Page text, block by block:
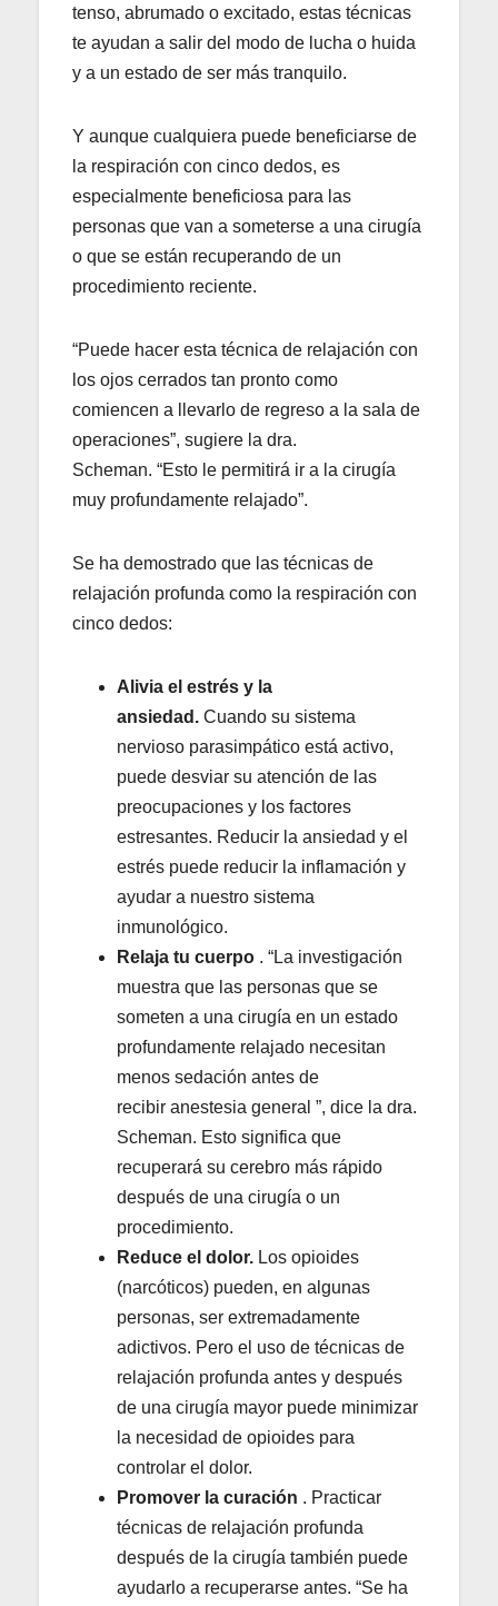
tenso, abrumado o excitado, estas técnicas
te ayudan a salir del modo de lucha o huida
y a un estado de ser más tranquilo.
Y aunque cualquiera puede beneficiarse de
la respiración con cinco dedos, es
especialmente beneficiosa para las
personas que van a someterse a una cirugía
o que se están recuperando de un
procedimiento reciente.
“Puede hacer esta técnica de relajación con
los ojos cerrados tan pronto como
comiencen a llevarlo de regreso a la sala de
operaciones”, sugiere la dra.
Scheman. “Esto le permitirá ir a la cirugía
muy profundamente relajado”.
Se ha demostrado que las técnicas de
relajación profunda como la respiración con
cinco dedos:
Alivia el estrés y la
ansiedad. Cuando su sistema
nervioso parasimpático está activo,
puede desviar su atención de las
preocupaciones y los factores
estresantes. Reducir la ansiedad y el
estrés puede reducir la inflamación y
ayudar a nuestro sistema
inmunológico.
Relaja tu cuerpo . “La investigación
muestra que las personas que se
someten a una cirugía en un estado
profundamente relajado necesitan
menos sedación antes de
recibir anestesia general ”, dice la dra.
Scheman. Esto significa que
recuperará su cerebro más rápido
después de una cirugía o un
procedimiento.
Reduce el dolor. Los opioides
(narcóticos) pueden, en algunas
personas, ser extremadamente
adictivos. Pero el uso de técnicas de
relajación profunda antes y después
de una cirugía mayor puede minimizar
la necesidad de opioides para
controlar el dolor.
Promover la curación . Practicar
técnicas de relajación profunda
después de la cirugía también puede
ayudarlo a recuperarse antes. “Se ha